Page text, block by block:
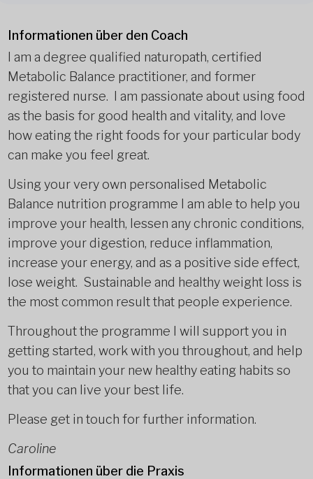
Informationen über den Coach
I am a degree qualified naturopath, certified
Metabolic Balance practitioner, and former
registered nurse. I am passionate about using food
as the basis for good health and vitality, and love
how eating the right foods for your particular body
can make you feel great.
Using your very own personalised Metabolic
Balance nutrition programme I am able to help you
improve your health, lessen any chronic conditions,
improve your digestion, reduce inflammation,
increase your energy, and as a positive side effect,
lose weight. Sustainable and healthy weight loss is
the most common result that people experience.
Throughout the programme I will support you in
getting started, work with you throughout, and help
you to maintain your new healthy eating habits so
that you can live your best life.
Please get in touch for further information.
Caroline
Informationen über die Praxis